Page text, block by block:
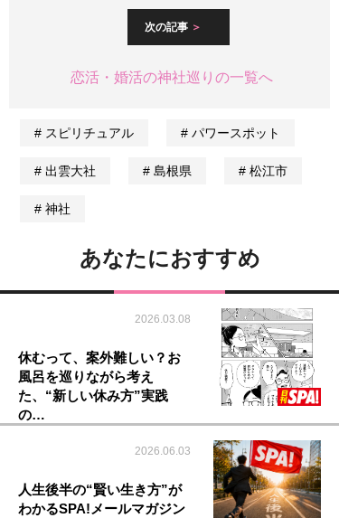
次の記事
恋活・婚活の神社巡りの一覧へ
スピリチュアル パワースポット
出雲大社 島根県 松江市
神社
あなたにおすすめ
2026.03.08
休むって、案外難しい？お
風呂を巡りながら考え
た、“新しい休み方”実践
の…
2026.06.03
人生後半の“賢い生き方”が
わかるSPA!メールマガジン